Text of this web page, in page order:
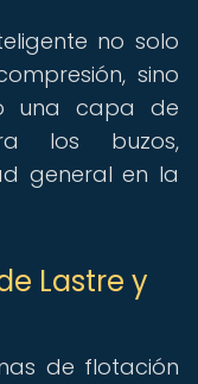
no solo
sino
una capa de
los buzos,
general en la
Lastre y
de flotación